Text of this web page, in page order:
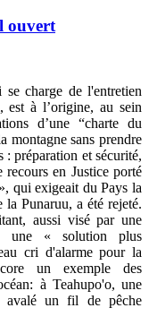
ouvert
se charge de l'entretien
est à l’origine, au sein
d’une “charte du
montagne sans prendre
: préparation et sécurité,
en Justice porté
qui exigeait du Pays la
Punaruu, a été rejeté.
aussi visé par une
une « solution plus
cri d'alarme pour la
un exemple des
à Teahupo'o, une
avalé un fil de pêche